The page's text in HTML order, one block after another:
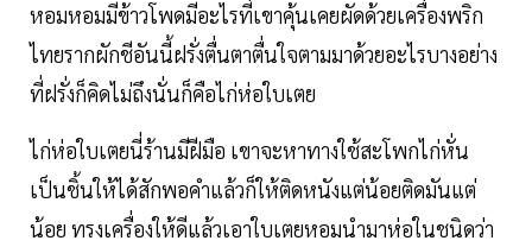
หอมหอมมีข้าวโพดมีอะไรที่เขาคุ้นเคยผัดด้วยเครื่องพริก
ไทยรากผักชีอันนี้ฝรั่งตื่นตาตื่นใจตามมาด้วยอะไรบางอย่าง
ที่ฝรั่งก็คิดไม่ถึงนั่นก็คือไก่ห่อใบเตย
ไก่ห่อใบเตยนี่ร้านมีฝีมือ เขาจะหาทางใช้สะโพกไก่หั่น
เป็นชิ้นให้ได้สักพอคำแล้วก็ให้ติดหนังแต่น้อยติดมันแต่
น้อย ทรงเครื่องให้ดีแล้วเอาใบเตยหอมนำมาห่อในชนิดว่า